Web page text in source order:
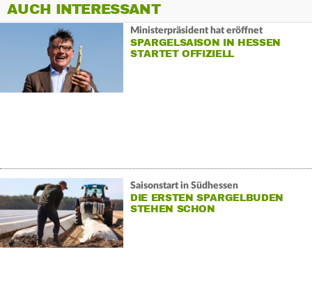
AUCH INTERESSANT
Ministerpräsident hat eröffnet
SPARGELSAISON IN HESSEN
STARTET OFFIZIELL
Saisonstart in Südhessen
DIE ERSTEN SPARGELBUDEN
STEHEN SCHON